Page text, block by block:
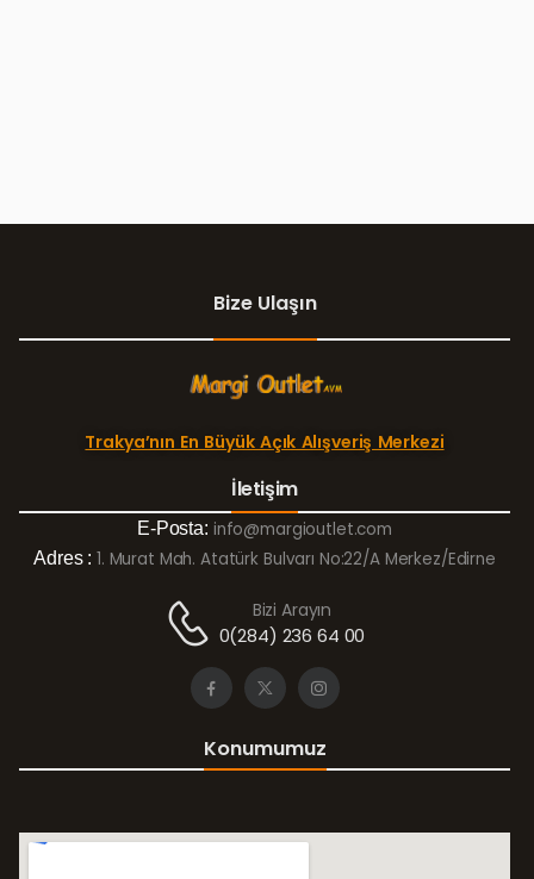
Bize Ulaşın
Trakya’nın En Büyük Açık Alışveriş Merkezi
İletişim
E-Posta: info@margioutlet.com
Adres : 1. Murat Mah. Atatürk Bulvarı No:22/A Merkez/Edirne
Bizi Arayın
0(284) 236 64 00
Konumumuz